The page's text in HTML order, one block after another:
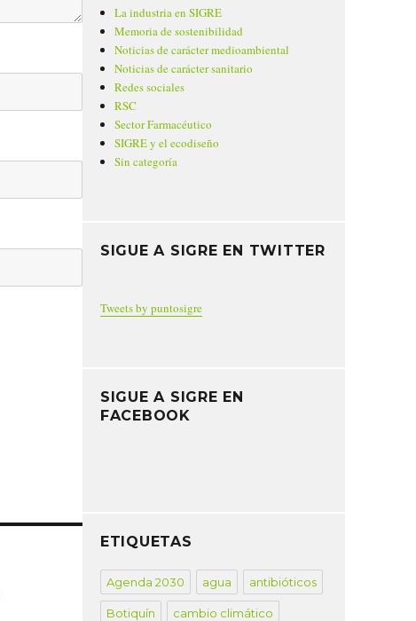
La industria en SIGRE
Memoria de sostenibilidad
Noticias de carácter medioambiental
Noticias de carácter sanitario
Redes sociales
RSC
Sector Farmacéutico
SIGRE y el ecodiseño
Sin categoría
SIGUE A SIGRE EN TWITTER
Tweets by puntosigre
SIGUE A SIGRE EN
FACEBOOK
ETIQUETAS
Agenda 2030 agua antibióticos
Botiquín cambio climático